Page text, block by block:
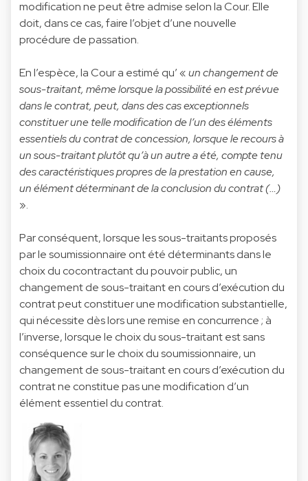
modification ne peut être admise selon la Cour. Elle
doit, dans ce cas, faire l’objet d’une nouvelle
procédure de passation.
En l’espèce, la Cour a estimé qu’ «un changement de
sous-traitant, même lorsque la possibilité en est prévue
dans le contrat, peut, dans des cas exceptionnels
constituer une telle modification de l’un des éléments
essentiels du contrat de concession, lorsque le recours à
un sous-traitant plutôt qu’à un autre a été, compte tenu
des caractéristiques propres de la prestation en cause,
un élément déterminant de la conclusion du contrat (…)
».
Par conséquent, lorsque les sous-traitants proposés
par le soumissionnaire ont été déterminants dans le
choix du cocontractant du pouvoir public, un
changement de sous-traitant en cours d’exécution du
contrat peut constituer une modification substantielle,
qui nécessite dès lors une remise en concurrence ; à
l’inverse, lorsque le choix du sous-traitant est sans
conséquence sur le choix du soumissionnaire, un
changement de sous-traitant en cours d’exécution du
contrat ne constitue pas une modification d’un
élément essentiel du contrat.